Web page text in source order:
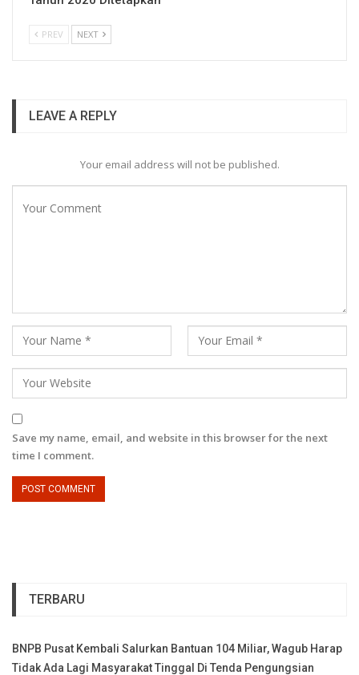
PREV NEXT
LEAVE A REPLY
Your email address will not be published.
Save my name, email, and website in this browser for the next
time I comment.
TERBARU
BNPB Pusat Kembali Salurkan Bantuan 104 Miliar, Wagub Harap
Tidak Ada Lagi Masyarakat Tinggal Di Tenda Pengungsian